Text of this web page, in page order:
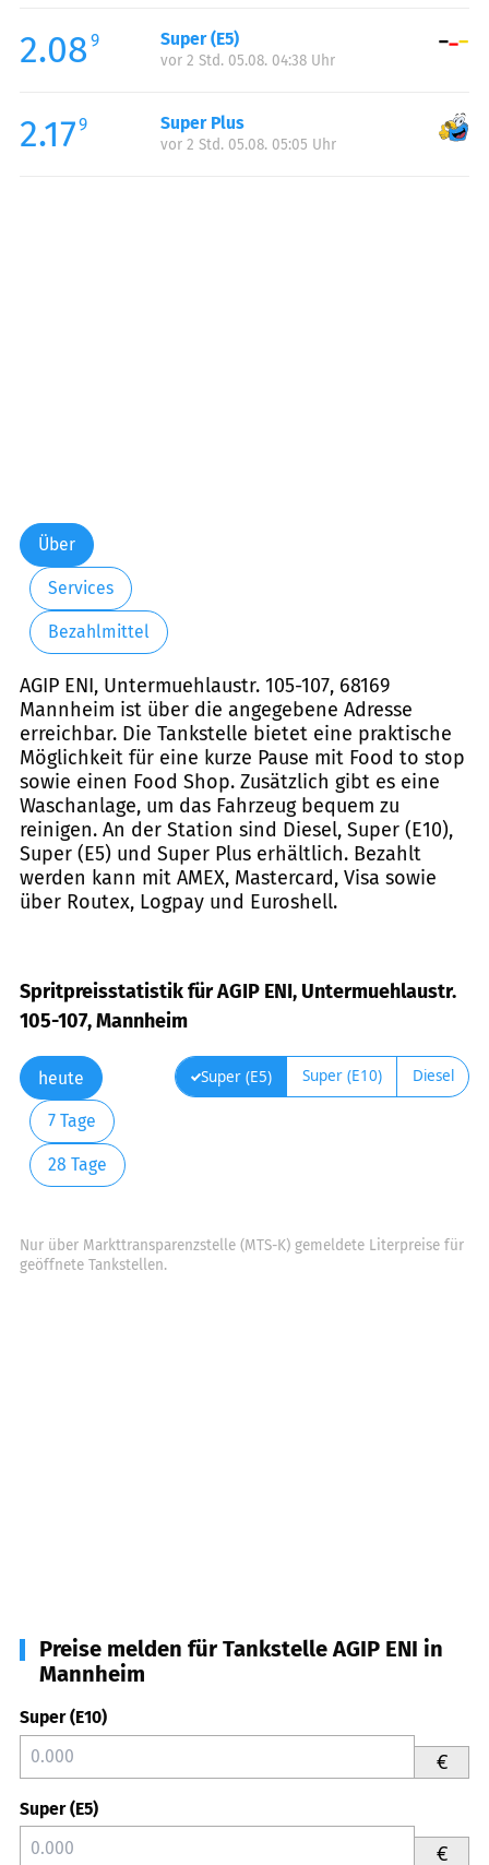
2.08 9 Super (E5)
vor 2 Std. 05.08. 04:38 Uhr
2.179 Super Plus
vor 2 Std. 05.08. 05:05 Uhr
Über
Services
Bezahlmittel
AGIP ENI, Untermuehlaustr. 105-107, 68169
Mannheim ist über die angegebene Adresse
erreichbar. Die Tankstelle bietet eine praktische
Möglichkeit für eine kurze Pause mit Food to stop
sowie einen Food Shop. Zusätzlich gibt es eine
Waschanlage, um das Fahrzeug bequem zu
reinigen. An der Station sind Diesel, Super (E10),
Super (E5) und Super Plus erhältlich. Bezahlt
werden kann mit AMEX, Mastercard, Visa sowie
über Routex, Logpay und Euroshell.
Spritpreisstatistik für AGIP ENI, Untermuehlaustr.
105-107, Mannheim
heute
7 Tage
28 Tage
Super (E5) Super (E10) Diesel
Nur über Markttransparenzstelle (MTS-K) gemeldete Literpreise für
geöffnete Tankstellen.
Preise melden für Tankstelle AGIP ENI in
Mannheim
Super (E10)
€
Super (E5)
€